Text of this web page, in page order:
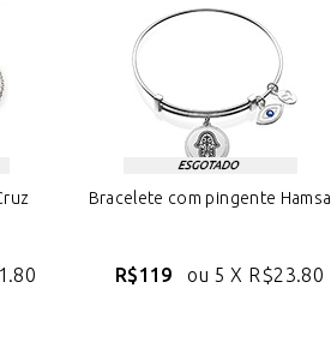
Bracelete com pingente Hamsa
R$119 ou 5 X R$23.80